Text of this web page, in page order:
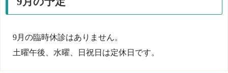
9月の臨時休診はありません。
土曜午後、水曜、日祝日は定休日です。